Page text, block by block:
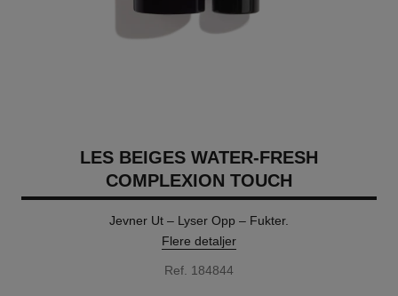
LES BEIGES WATER-FRESH
COMPLEXION TOUCH
Jevner Ut – Lyser Opp – Fukter.
Flere detaljer
Ref. 184844